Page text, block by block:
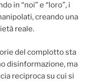
in “noi” e “loro”, i
creando una
reale.
del complotto sta
disinformazione, ma
reciproca su cui si